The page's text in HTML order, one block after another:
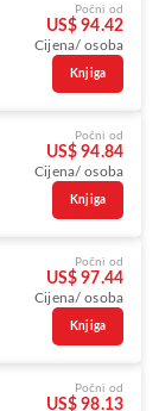
Počni od
US$ 94.42
Cijena/ osoba
Knjiga
Počni od
US$ 94.84
Cijena/ osoba
Knjiga
Počni od
US$ 97.44
Cijena/ osoba
Knjiga
Počni od
US$ 98.13